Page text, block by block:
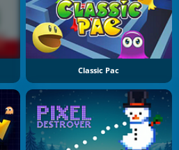
Classic Pac